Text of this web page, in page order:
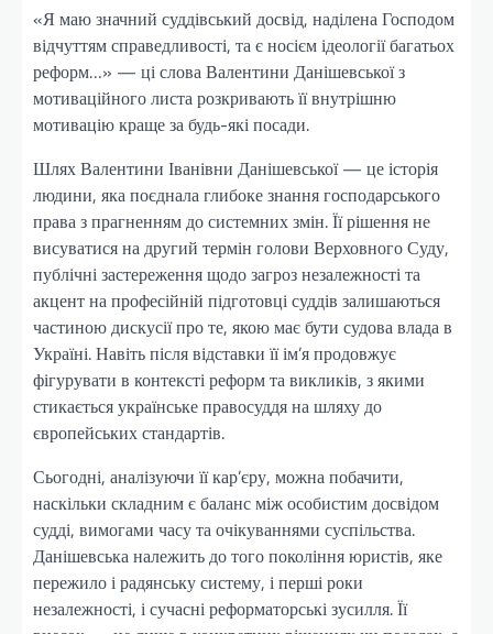
«Я маю значний суддівський досвід, наділена Господом
відчуттям справедливості, та є носієм ідеології багатьох
реформ…» — ці слова Валентини Данішевської з
мотиваційного листа розкривають її внутрішню
мотивацію краще за будь-які посади.
Шлях Валентини Іванівни Данішевської — це історія
людини, яка поєднала глибоке знання господарського
права з прагненням до системних змін. Її рішення не
висуватися на другий термін голови Верховного Суду,
публічні застереження щодо загроз незалежності та
акцент на професійній підготовці суддів залишаються
частиною дискусії про те, якою має бути судова влада в
Україні. Навіть після відставки її ім’я продовжує
фігурувати в контексті реформ та викликів, з якими
стикається українське правосуддя на шляху до
європейських стандартів.
Сьогодні, аналізуючи її кар’єру, можна побачити,
наскільки складним є баланс між особистим досвідом
судді, вимогами часу та очікуваннями суспільства.
Данішевська належить до того покоління юристів, яке
пережило і радянську систему, і перші роки
незалежності, і сучасні реформаторські зусилля. Її